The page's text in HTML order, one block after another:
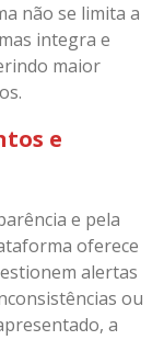
não se limita a
integra e
maior
e
e pela
oferece
alertas
ou
a